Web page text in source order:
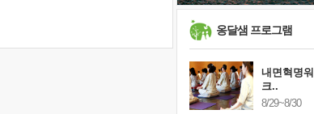
희망이란
'모른다'는 것
귀를 열고 마음을 내어주고
옹달샘 프로그램
내면혁명워
크..
8/29~8/30